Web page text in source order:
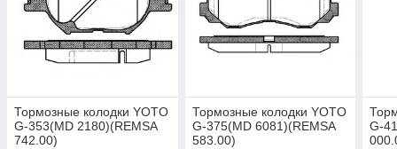
Тормозные колодки YOTO
G-353(MD 2180)(REMSA
742.00)
Тормозные колодки YOTO
G-375(MD 6081)(REMSA
583.00)
G-